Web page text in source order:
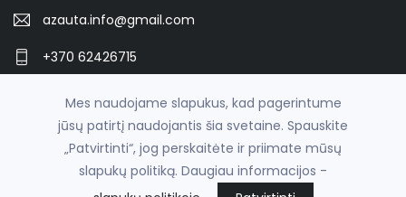
azauta.info@gmail.com
+370 62426715
© 2026azauta
Mes naudojame slapukus, kad pagerintume
jūsų patirtį naudojantis šia svetaine. Spauskite
„Patvirtinti“, jog perskaitėte ir priimate mūsų
slapukų politiką. Daugiau informacijos -